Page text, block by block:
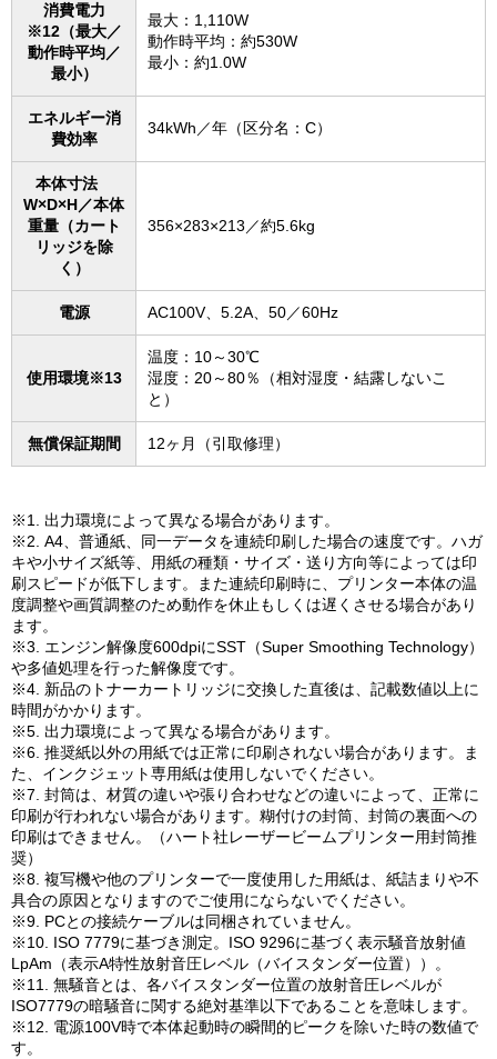
消費電力
※12（最大／
動作時平均／
最小）
最大：1,110W
動作時平均：約530W
最小：約1.0W
エネルギー消
費効率
34kWh／年（区分名：C）
本体寸法
W×D×H／本体
重量（カート
リッジを除
く）
356×283×213／約5.6kg
電源 AC100V、5.2A、50／60Hz
使用環境※13
温度：10～30℃
湿度：20～80％（相対湿度・結露しないこ
と）
無償保証期間 12ヶ月（引取修理）
※1. 出力環境によって異なる場合があります。
※2. A4、普通紙、同一データを連続印刷した場合の速度です。ハガ
キや小サイズ紙等、用紙の種類・サイズ・送り方向等によっては印
刷スピードが低下します。また連続印刷時に、プリンター本体の温
度調整や画質調整のため動作を休止もしくは遅くさせる場合があり
ます。
※3. エンジン解像度600dpiにSST（Super Smoothing Technology）
や多値処理を行った解像度です。
※4. 新品のトナーカートリッジに交換した直後は、記載数値以上に
時間がかかります。
※5. 出力環境によって異なる場合があります。
※6. 推奨紙以外の用紙では正常に印刷されない場合があります。ま
た、インクジェット専用紙は使用しないでください。
※7. 封筒は、材質の違いや張り合わせなどの違いによって、正常に
印刷が行われない場合があります。糊付けの封筒、封筒の裏面への
印刷はできません。（ハート社レーザービームプリンター用封筒推
奨）
※8. 複写機や他のプリンターで一度使用した用紙は、紙詰まりや不
具合の原因となりますのでご使用にならないでください。
※9. PCとの接続ケーブルは同梱されていません。
※10. ISO 7779に基づき測定。ISO 9296に基づく表示騒音放射値
LpAm（表示A特性放射音圧レベル（バイスタンダー位置））。
※11. 無騒音とは、各バイスタンダー位置の放射音圧レベルが
ISO7779の暗騒音に関する絶対基準以下であることを意味します。
※12. 電源100V時で本体起動時の瞬間的ピークを除いた時の数値で
す。